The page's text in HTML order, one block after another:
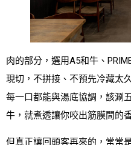
肉的部分，選用A5和牛、
現切，不拼接、不預先冷藏太
每一口都能與湯底協調，該涮
牛，就煮透讓你咬出筋膜間的
但真正讓回頭客再來的，常常